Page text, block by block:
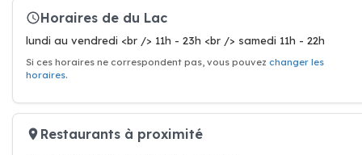
Horaires de du Lac
lundi au vendredi <br /> 11h - 23h <br /> samedi 11h - 22h
Si ces horaires ne correspondent pas, vous pouvez changer les
horaires.
Restaurants à proximité